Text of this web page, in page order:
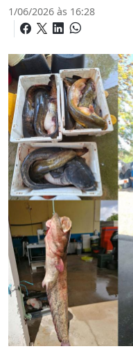
1/06/2026 às 16:28